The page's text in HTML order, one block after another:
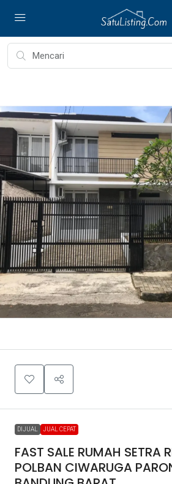
DIJUAL JUAL CEPAT
FAST SALE RUMAH SETRA
POLBAN CIWARUGA